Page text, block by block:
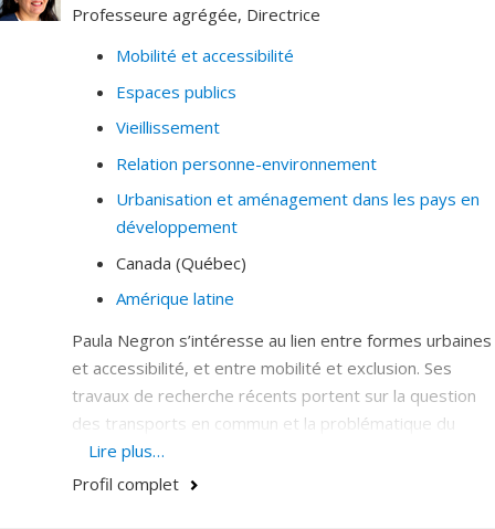
Professeure agrégée, Directrice
Mobilité et accessibilité
Espaces publics
Vieillissement
Relation personne-environnement
Urbanisation et aménagement dans les pays en
développement
Canada (Québec)
Amérique latine
Paula Negron s’intéresse au lien entre formes urbaines
et accessibilité, et entre mobilité et exclusion. Ses
travaux de recherche récents portent sur la question
des transports en commun et la problématique du
vieillissement des populations, notamment dans les
territoires de banlieue de la région de Montréal. Elle
Lire plus…
Profil complet